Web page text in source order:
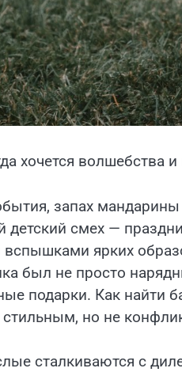
хочется волшебства
запах
смех —
вспышками ярких
был не просто
подарки. Как найти
но не
сталкиваются с